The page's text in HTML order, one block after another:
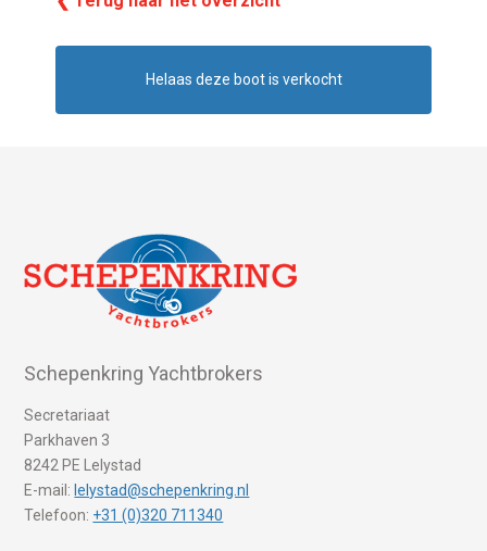
Helaas deze boot is verkocht
Schepenkring Yachtbrokers
Secretariaat
Parkhaven 3
8242 PE Lelystad
E-mail: lelystad@schepenkring.nl
Telefoon: +31 (0)320 711340